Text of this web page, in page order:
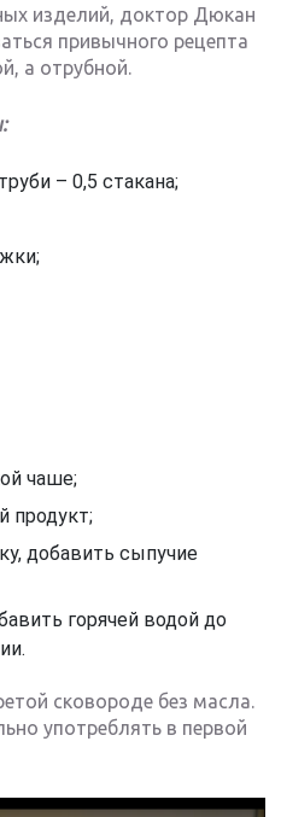
изделий, доктор Дюкан
привычного рецепта
а отрубной.
– 0,5 стакана;
чаше;
продукт;
добавить сыпучие
горячей водой до
сковороде без масла.
употреблять в первой